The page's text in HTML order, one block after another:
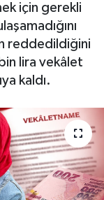
için gerekli
reddedildiğini
lira vekâlet
kaldı.